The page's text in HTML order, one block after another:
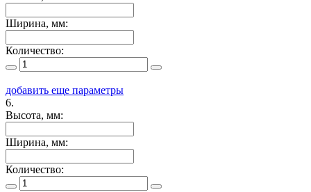
Ширина, мм:
Количество:
добавить еще параметры
6.
Высота, мм:
Ширина, мм:
Количество: